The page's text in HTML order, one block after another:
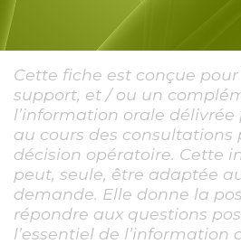
Cette fiche est conçue
support, et / ou un
l’information orale
au cours des consultations
décision opératoire. Cette
peut, seule, être adaptée
demande. Elle donne la
répondre aux questions
l’essentiel de l’information